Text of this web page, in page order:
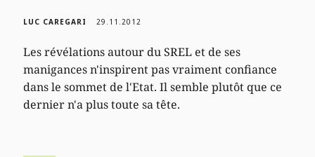
LUC CAREGARI 29.11.2012
Les révélations autour du SREL et de ses
manigances n'inspirent pas vraiment confiance
dans le sommet de l'Etat. Il semble plutôt que ce
dernier n'a plus toute sa tête.